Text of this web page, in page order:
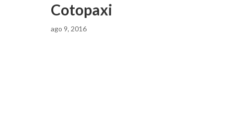
Cotopaxi
ago 9, 2016